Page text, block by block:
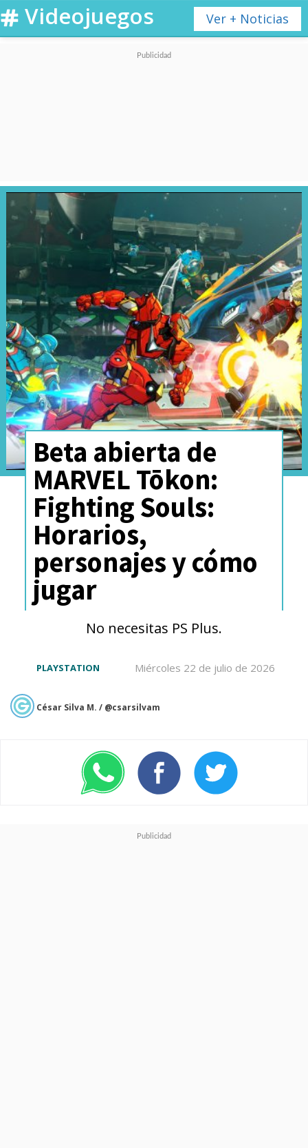
Ver + Noticias
Videojuegos
Beta abierta de
MARVEL Tōkon:
Fighting Souls:
Horarios,
personajes y cómo
jugar
No necesitas PS Plus.
Miércoles 22 de julio de 2026
PLAYSTATION
César Silva M. / @csarsilvam